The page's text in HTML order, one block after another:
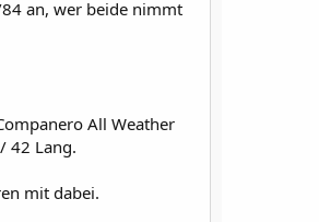
an, wer beide nimmt
All Weather
42 Lang.
mit dabei.